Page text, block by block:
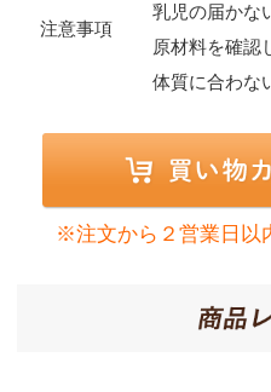
注意事項
乳児の届かな
原材料を確認
体質に合わな
※注文から２営業日以